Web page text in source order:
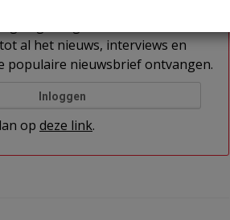
Log in of word abonnee
al het nieuws, interviews en
populaire nieuwsbrief ontvangen.
Inloggen
op deze link.